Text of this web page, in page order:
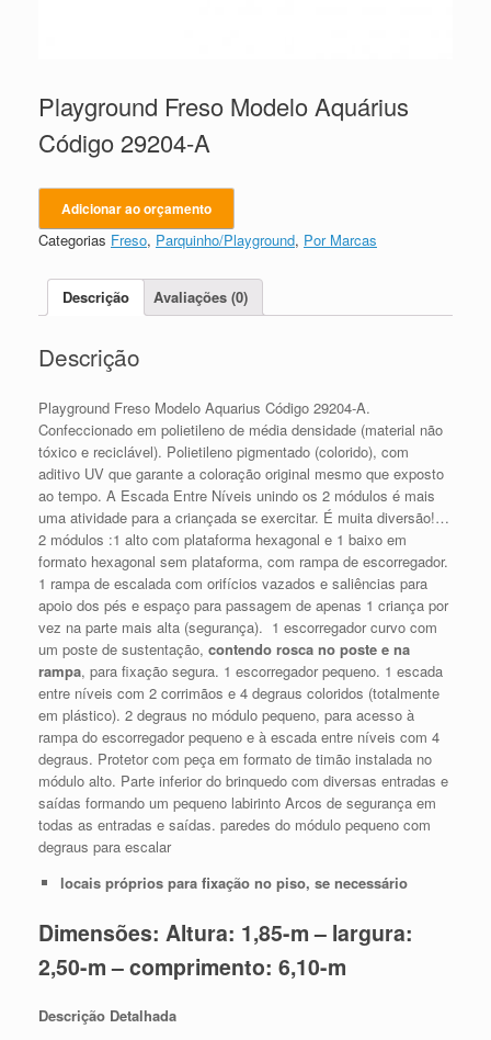
Playground Freso Modelo Aquárius
Código 29204-A
Adicionar ao orçamento
Categorias Freso, Parquinho/Playground, Por Marcas
Descrição Avaliações (0)
Descrição
Playground Freso Modelo Aquarius Código 29204-A.
Confeccionado em polietileno de média densidade (material não
tóxico e reciclável). Polietileno pigmentado (colorido), com
aditivo UV que garante a coloração original mesmo que exposto
ao tempo. A Escada Entre Níveis unindo os 2 módulos é mais
uma atividade para a criançada se exercitar. É muita diversão!…
2 módulos :1 alto com plataforma hexagonal e 1 baixo em
formato hexagonal sem plataforma, com rampa de escorregador.
1 rampa de escalada com orifícios vazados e saliências para
apoio dos pés e espaço para passagem de apenas 1 criança por
vez na parte mais alta (segurança). 1 escorregador curvo com
um poste de sustentação, contendo rosca no poste e na
rampa, para fixação segura. 1 escorregador pequeno. 1 escada
entre níveis com 2 corrimãos e 4 degraus coloridos (totalmente
em plástico). 2 degraus no módulo pequeno, para acesso à
rampa do escorregador pequeno e à escada entre níveis com 4
degraus. Protetor com peça em formato de timão instalada no
módulo alto. Parte inferior do brinquedo com diversas entradas e
saídas formando um pequeno labirinto Arcos de segurança em
todas as entradas e saídas. paredes do módulo pequeno com
degraus para escalar
locais próprios para fixação no piso, se necessário
Dimensões: Altura: 1,85-m – largura:
2,50-m – comprimento: 6,10-m
Descrição Detalhada